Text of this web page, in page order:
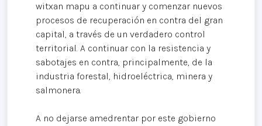
witxan mapu a continuar y comenzar nuevos
procesos de recuperación en contra del gran
capital, a través de un verdadero control
territorial. A continuar con la resistencia y
sabotajes en contra, principalmente, de la
industria forestal, hidroeléctrica, minera y
salmonera.
A no dejarse amedrentar por este gobierno